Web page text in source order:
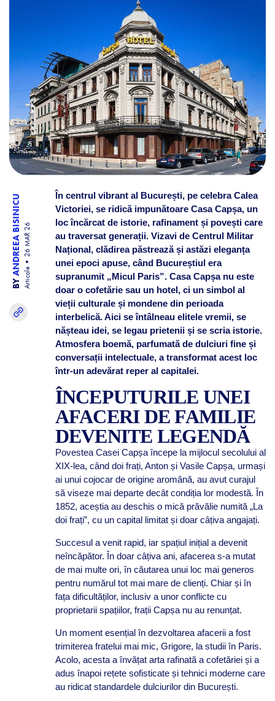
BY
ANDREEA BISINICU
Articole
26 MAR 26
În centrul vibrant al București, pe celebra Calea
Victoriei, se ridică impunătoare Casa Capșa, un
loc încărcat de istorie, rafinament și povești care
au traversat generații. Vizavi de Centrul Militar
Național, clădirea păstrează și astăzi eleganța
unei epoci apuse, când Bucureștiul era
supranumit „Micul Paris”. Casa Capșa nu este
doar o cofetărie sau un hotel, ci un simbol al
vieții culturale și mondene din perioada
interbelică. Aici se întâlneau elitele vremii, se
nășteau idei, se legau prietenii și se scria istorie.
Atmosfera boemă, parfumată de dulciuri fine și
conversații intelectuale, a transformat acest loc
într-un adevărat reper al capitalei.
ÎNCEPUTURILE UNEI
AFACERI DE FAMILIE
DEVENITE LEGENDĂ
Povestea Casei Capșa începe la mijlocul secolului al
XIX-lea, când doi frați, Anton și Vasile Capșa, urmași
ai unui cojocar de origine aromână, au avut curajul
să viseze mai departe decât condiția lor modestă. În
1852, aceștia au deschis o mică prăvălie numită „La
doi frați”, cu un capital limitat și doar câțiva angajați.
Succesul a venit rapid, iar spațiul inițial a devenit
neîncăpător. În doar câțiva ani, afacerea s-a mutat
de mai multe ori, în căutarea unui loc mai generos
pentru numărul tot mai mare de clienți. Chiar și în
fața dificultăților, inclusiv a unor conflicte cu
proprietarii spațiilor, frații Capșa nu au renunțat.
Un moment esențial în dezvoltarea afacerii a fost
trimiterea fratelui mai mic, Grigore, la studii în Paris.
Acolo, acesta a învățat arta rafinată a cofetăriei și a
adus înapoi rețete sofisticate și tehnici moderne care
au ridicat standardele dulciurilor din București.